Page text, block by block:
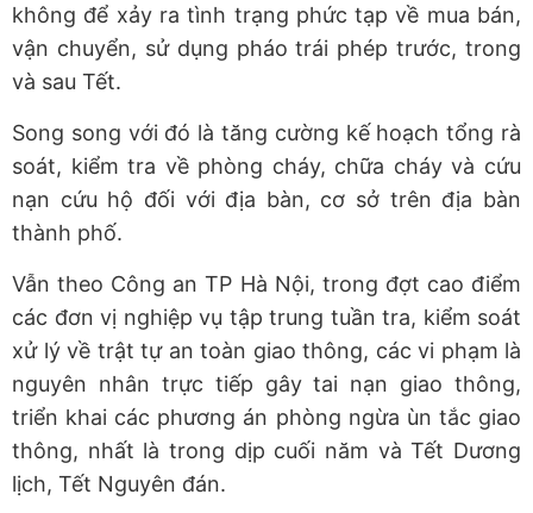
không để xảy ra tình trạng phức tạp về mua bán,
vận chuyển, sử dụng pháo trái phép trước, trong
và sau Tết.
Song song với đó là tăng cường kế hoạch tổng rà
soát, kiểm tra về phòng cháy, chữa cháy và cứu
nạn cứu hộ đối với địa bàn, cơ sở trên địa bàn
thành phố.
Vẫn theo Công an TP Hà Nội, trong đợt cao điểm
các đơn vị nghiệp vụ tập trung tuần tra, kiểm soát
xử lý về trật tự an toàn giao thông, các vi phạm là
nguyên nhân trực tiếp gây tai nạn giao thông,
triển khai các phương án phòng ngừa ùn tắc giao
thông, nhất là trong dịp cuối năm và Tết Dương
lịch, Tết Nguyên đán.